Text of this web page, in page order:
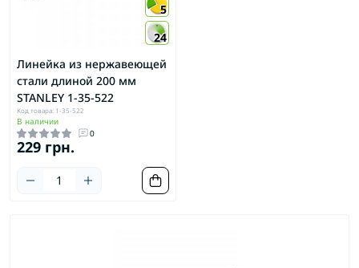
5
24
Линейка из нержавеющей
стали длиной 200 мм
STANLEY 1-35-522
Код товара: 1-35-522
В наличии
0
229 грн.